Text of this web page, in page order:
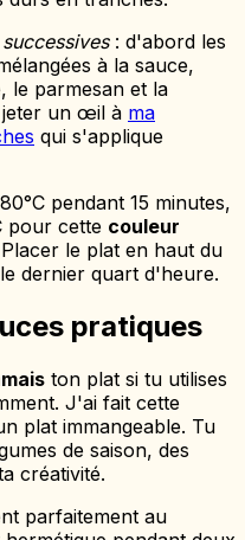
: d'abord les
à la sauce,
le parmesan et la
jeter un œil à ma
qui s'applique
pendant 15 minutes,
pour cette couleur
le plat en haut du
dernier quart d'heure.
pratiques
ton plat si tu utilises
J'ai fait cette
plat immangeable. Tu
de saison, des
créativité.
parfaitement au